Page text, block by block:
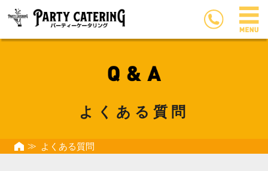
よくある質問
よくある質問